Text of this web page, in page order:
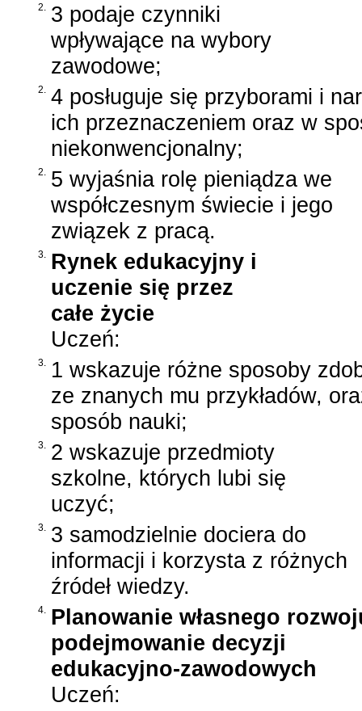
2.
3 podaje czynniki
wpływające na wybory
zawodowe;
2.
4 posługuje się przyborami i
ich przeznaczeniem oraz w
niekonwencjonalny;
2.
5 wyjaśnia rolę pieniądza we
współczesnym świecie i jego
związek z pracą.
3.
Rynek edukacyjny i
uczenie się przez
całe życie
Uczeń:
3.
1 wskazuje różne sposoby
ze znanych mu przykładów,
sposób nauki;
3.
2 wskazuje przedmioty
szkolne, których lubi się
uczyć;
3.
3 samodzielnie dociera do
informacji i korzysta z różnych
źródeł wiedzy.
4.
Planowanie własnego
podejmowanie decyzji
edukacyjno-zawodowych
Uczeń: